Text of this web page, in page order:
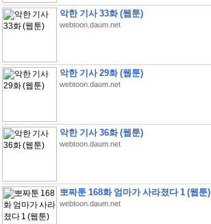
악한 기사 33화 (웹툰)
webtoon.daum.net
악한 기사 29화 (웹툰)
webtoon.daum.net
악한 기사 36화 (웹툰)
webtoon.daum.net
뽀짜툰 168화 엄마가 사라졌다 1 (웹툰)
webtoon.daum.net